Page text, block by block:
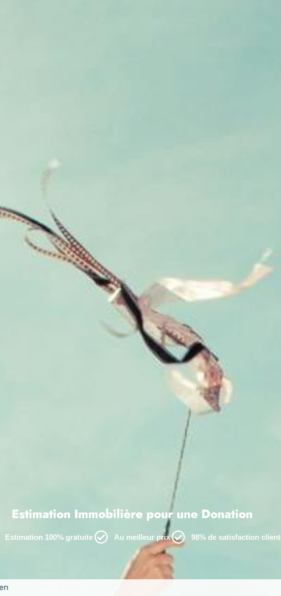
Estimation Immobilière pour une Donation
Estimation 100% gratuite Au meilleur prix 98% de satisfaction client